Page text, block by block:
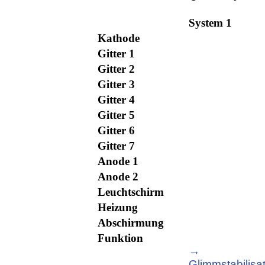
System 1
Kathode
Gitter 1
Gitter 2
Gitter 3
Gitter 4
Gitter 5
Gitter 6
Gitter 7
Anode 1
Anode 2
Leuchtschirm
Heizung
Abschirmung
Funktion
→